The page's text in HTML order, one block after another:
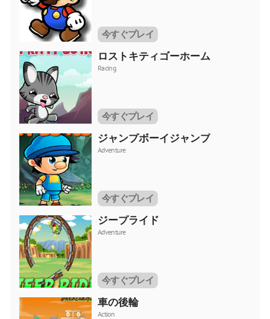
今すぐプレイ
ロストキティゴーホーム
Racing
今すぐプレイ
ジャンプボーイジャンプ
Adventure
今すぐプレイ
ジープライド
Adventure
今すぐプレイ
車の後輪
Action